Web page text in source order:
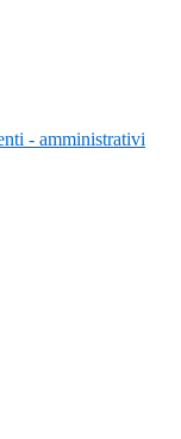
- amministrativi